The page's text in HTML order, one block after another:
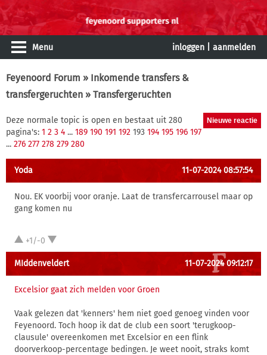
Menu inloggen aanmelden
Feyenoord Forum » Inkomende transfers &
transfergeruchten » Transfergeruchten
Deze normale topic is open en bestaat uit 280
pagina's: 1 2 3 4 ... 189 190 191 192 193 194 195 196 197
... 276 277 278 279 280
Yoda 11-07-2024 08:57:54
Nou. EK voorbij voor oranje. Laat de transfercarrousel maar op
gang komen nu
+1/-0
MIddenveldert 11-07-2024 09:12:17
Excelsior gaat zich melden voor Groen
Vaak gelezen dat 'kenners' hem niet goed genoeg vinden voor
Feyenoord. Toch hoop ik dat de club een soort 'terugkoop-
clausule' overeenkomen met Excelsior en een flink
doorverkoop-percentage bedingen. Je weet nooit, straks komt